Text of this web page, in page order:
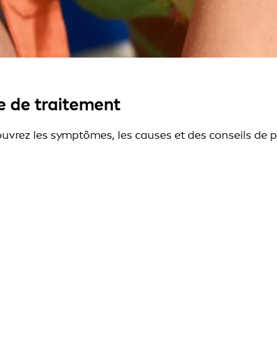
de traitement
les symptômes, les causes et des conseils